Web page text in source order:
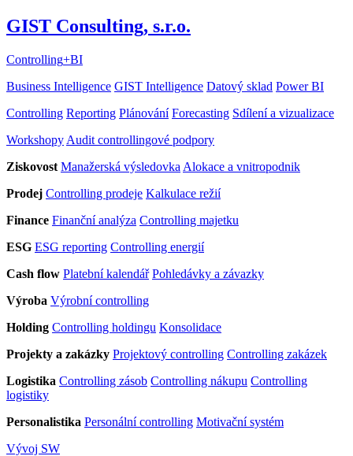
GIST Consulting, s.r.o.
Controlling+BI
Business Intelligence GIST Intelligence Datový sklad Power BI
Controlling Reporting Plánování Forecasting Sdílení a vizualizace
Workshopy Audit controllingové podpory
Ziskovost Manažerská výsledovka Alokace a vnitropodnik
Prodej Controlling prodeje Kalkulace režií
Finance Finanční analýza Controlling majetku
ESG ESG reporting Controlling energií
Cash flow Platební kalendář Pohledávky a závazky
Výroba Výrobní controlling
Holding Controlling holdingu Konsolidace
Projekty a zakázky Projektový controlling Controlling zakázek
Logistika Controlling zásob Controlling nákupu Controlling
logistiky
Personalistika Personální controlling Motivační systém
Vývoj SW